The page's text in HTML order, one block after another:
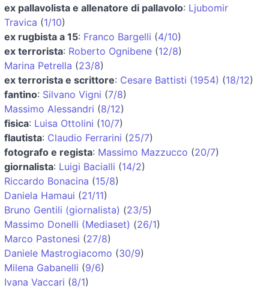
ex pallavolista e allenatore di pallavolo: Ljubomir
Travica (1/10)
ex rugbista a 15: Franco Bargelli (4/10)
ex terrorista: Roberto Ognibene (12/8)
Marina Petrella (23/8)
ex terrorista e scrittore: Cesare Battisti (1954) (18/12)
fantino: Silvano Vigni (7/8)
Massimo Alessandri (8/12)
fisica: Luisa Ottolini (10/7)
flautista: Claudio Ferrarini (25/7)
fotografo e regista: Massimo Mazzucco (20/7)
giornalista: Luigi Bacialli (14/2)
Riccardo Bonacina (15/8)
Daniela Hamaui (21/11)
Bruno Gentili (giornalista) (23/5)
Massimo Donelli (Mediaset) (26/1)
Marco Pastonesi (27/8)
Daniele Mastrogiacomo (30/9)
Milena Gabanelli (9/6)
Ivana Vaccari (8/1)